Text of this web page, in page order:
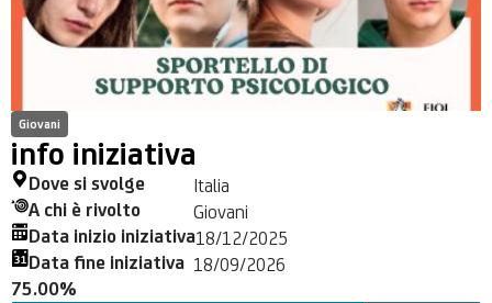
Giovani
info iniziativa
Dove si svolge Italia
A chi è rivolto Giovani
Data inizio iniziativa18/12/2025
Data fine iniziativa 18/09/2026
75.00%